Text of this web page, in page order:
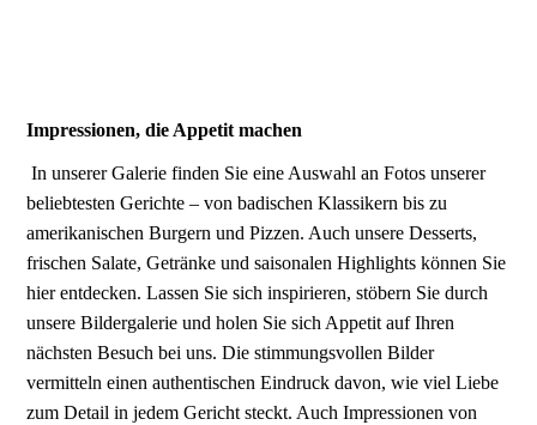
Impressionen, die Appetit machen
In unserer Galerie finden Sie eine Auswahl an Fotos unserer
beliebtesten Gerichte – von badischen Klassikern bis zu
amerikanischen Burgern und Pizzen. Auch unsere Desserts,
frischen Salate, Getränke und saisonalen Highlights können Sie
hier entdecken. Lassen Sie sich inspirieren, stöbern Sie durch
unsere Bildergalerie und holen Sie sich Appetit auf Ihren
nächsten Besuch bei uns. Die stimmungsvollen Bilder
vermitteln einen authentischen Eindruck davon, wie viel Liebe
zum Detail in jedem Gericht steckt. Auch Impressionen von